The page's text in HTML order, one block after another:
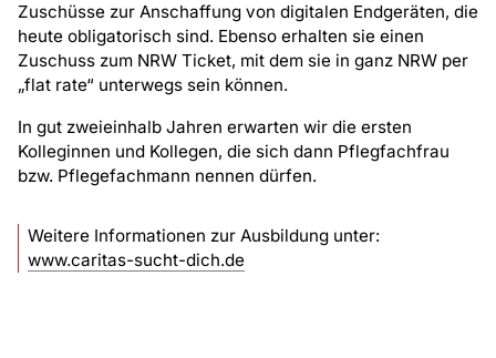
Zuschüsse zur Anschaffung von digitalen Endgeräten, die
heute obligatorisch sind. Ebenso erhalten sie einen
Zuschuss zum NRW Ticket, mit dem sie in ganz NRW per
„flat rate“ unterwegs sein können.
In gut zweieinhalb Jahren erwarten wir die ersten
Kolleginnen und Kollegen, die sich dann Pflegfachfrau
bzw. Pflegefachmann nennen dürfen.
Weitere Informationen zur Ausbildung unter:
www.caritas-sucht-dich.de